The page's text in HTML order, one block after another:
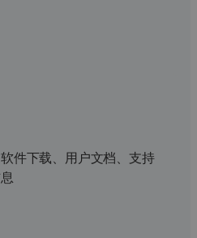
件下载、用户文档、支持